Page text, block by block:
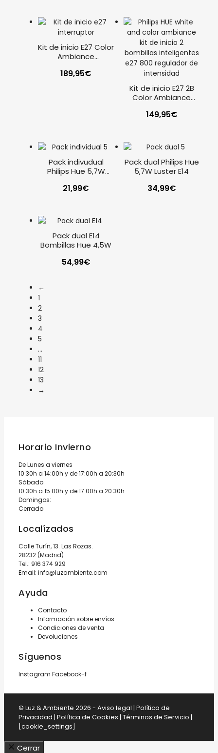
Kit de inicio E27 Color
Ambiance
189,95€
Kit de inicio E27 2B
Color Ambiance
intensidad
149,95€
Pack indivudual
Philips Hue 5,7W
21,99€
Pack dual Philips Hue
5,7W Luster E14
34,99€
Pack dual E14
Bombillas Hue 4,5W
54,99€
←
1
2
3
4
5
…
11
12
13
→
Horario Invierno
De Lunes a viernes
10:30h a 14:00h y de 17:00h a 20:30h
Sábado:
10:30h a 15:00h y de 17:00h a 20:30h
Domingos:
Cerrado
Localízados
Calle Turín, 13. Las Rozas.
28232 (Madrid)
Tel.: 916 374 929
Email: info@luzambiente.com
Ayuda
Contacto
Información sobre envíos
Condiciones de venta
Devoluciones
Síguenos
Instagram Facebook-f
© Luz & Ambiente 2026 - Aviso legal | Política de
Privacidad | Política de Cookies | Términos de Servicio |
[cookie_settings]
Cerrar